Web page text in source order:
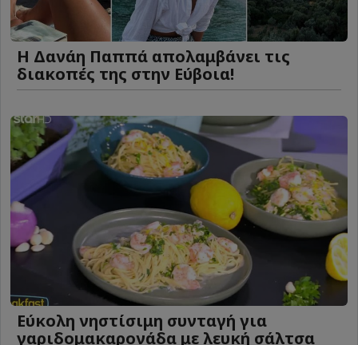
Η Δανάη Παππά απολαμβάνει τις
διακοπές της στην Εύβοια!
Eύκολη νηστίσιμη συνταγή για
γαριδομακαρονάδα με λευκή σάλτσα